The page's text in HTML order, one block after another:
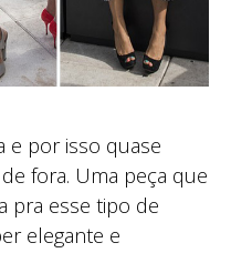
e por isso quase
fora. Uma peça que
pra esse tipo de
elegante e